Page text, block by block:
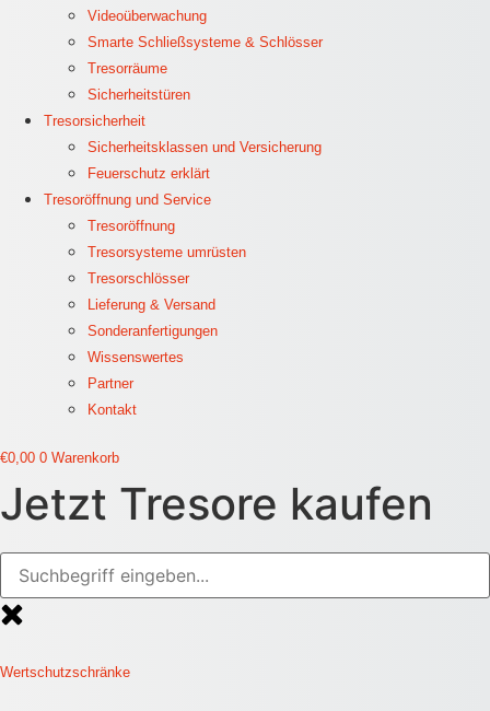
Videoüberwachung
Smarte Schließsysteme & Schlösser
Tresorräume
Sicherheitstüren
Tresorsicherheit
Sicherheitsklassen und Versicherung
Feuerschutz erklärt
Tresoröffnung und Service
Tresoröffnung
Tresorsysteme umrüsten
Tresorschlösser
Lieferung & Versand
Sonderanfertigungen
Wissenswertes
Partner
Kontakt
€0,00 0 Warenkorb
Jetzt Tresore kaufen
Wertschutzschränke